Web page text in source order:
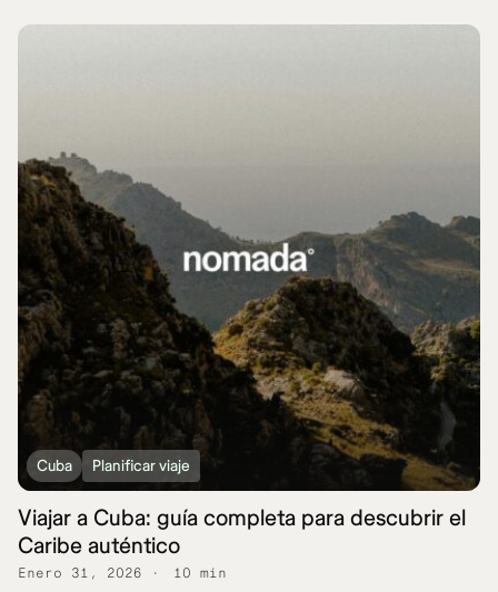
Cuba Planificar viaje
Viajar a Cuba: guía completa para descubrir el
Caribe auténtico
Enero 31, 2026 10 min